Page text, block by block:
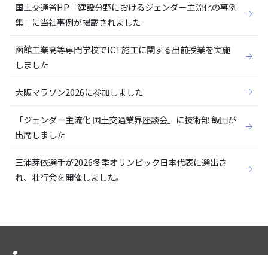
国土交通省HP「建設分野におけるジェンダー主流化の事例
集」に当社事例が掲載されました
函館工業高等専門学校でICT施工に関する出前授業を実施
しました
大阪マラソン2026に参加しました
「ジェンダー主流化 国土交通業界座談会」に技術部 飯田が
出席しました
三浦芽依選手が2026冬季オリンピック日本代表に選出さ
れ、壮行会を開催しました。